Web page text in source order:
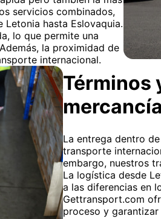
servicios combinados,
hasta Eslovaquia.
lo que permite una
la proximidad de
internacional.
Términos
La entrega dentro
transporte
embargo, nuestros
La logística desde
a las diferencias en
Gettransport.com
proceso y